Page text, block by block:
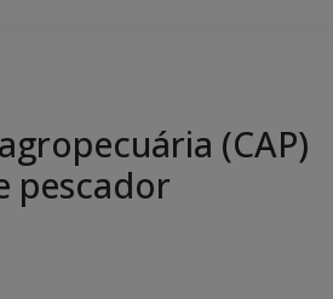
(CAP)
pescador